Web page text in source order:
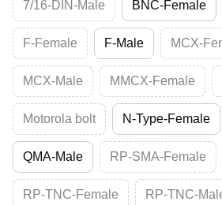
7/16-DIN-Male BNC-Female
F-Female F-Male MCX-
MCX-Male MMCX-Female
Motorola bolt N-Type-Female
QMA-Male RP-SMA-Female
RP-TNC-Female RP-TNC-